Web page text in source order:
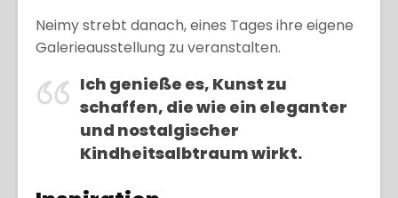
Neimy strebt danach, eines Tages ihre eigene
Galerieausstellung zu veranstalten.
Ich genieße es, Kunst zu
schaffen, die wie ein eleganter
und nostalgischer
Kindheitsalbtraum wirkt.